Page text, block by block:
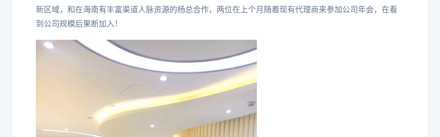
新区域，和在海南有丰富渠道人脉资源的杨总合作，两位在上个月随着现有代理商来参加公司年会，在看
到公司规模后果断加入！